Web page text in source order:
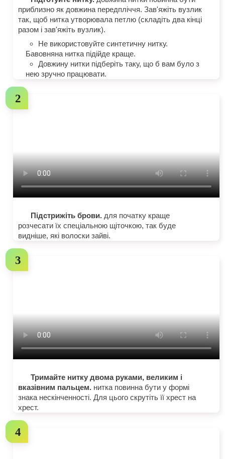
приблизно як довжина передпліччя. Зав'яжіть вузлик
так, щоб нитка утворювала петлю (складіть два кінці
разом і зав'яжіть вузлик).
Не використовуйте синтетичну нитку.
Бавовняна нитка підійде краще.
Довжину нитки підберіть таку, що б вам було з
нею зручно працювати.
Підстрижіть брови. для початку краще
розчесати їх спеціальною щіточкою, так буде
видніше, які волоски зайві.
Тримайте нитку двома руками, великим і
вказівним пальцем. нитка повинна бути у формі
знака нескінченності. Для цього скрутіть її хрест на
хрест.